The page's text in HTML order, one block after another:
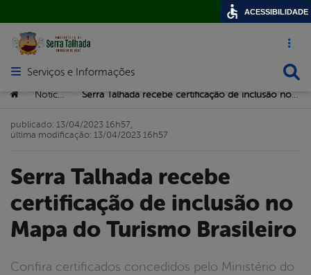
Acesso
Abrir menu principal de navegação
Serviços e Informações
Você está aqui:
> Notícias >
Serra Talhada recebe
certificação de inclusão no
Mapa do Turismo Brasileiro
Confira certificados concedidos pelo Ministério do
publicado: 13/04/2023 16h57,
última modificação: 13/04/2023 16h57
ACESSIBILIDADE